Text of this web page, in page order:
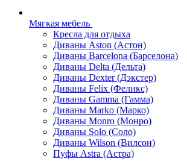
Мягкая мебель
Кресла для отдыха
Диваны Aston (Астон)
Диваны Barcelona (Барселона)
Диваны Delta (Дельта)
Диваны Dexter (Дэкстер)
Диваны Felix (Феликс)
Диваны Gamma (Гамма)
Диваны Marko (Марко)
Диваны Monro (Монро)
Диваны Solo (Соло)
Диваны Wilson (Вилсон)
Пуфы Astra (Астра)